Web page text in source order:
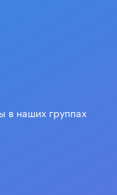
в наших группах